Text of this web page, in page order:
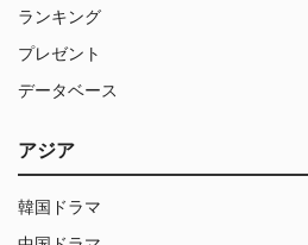
ランキング
プレゼント
データベース
アジア
韓国ドラマ